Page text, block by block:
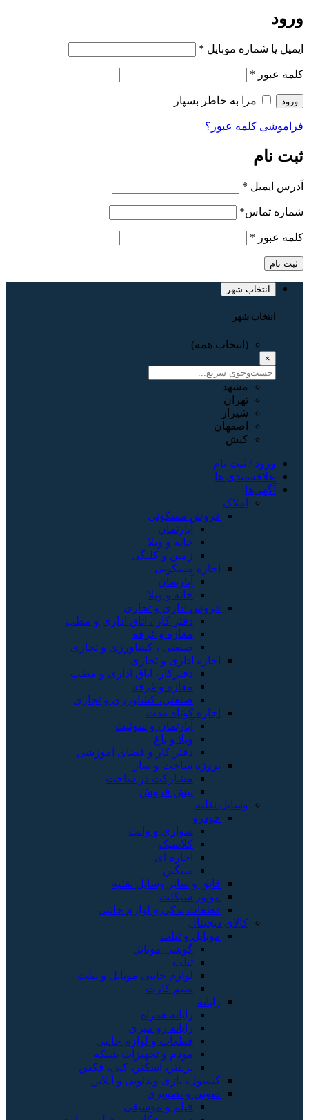
ورود
ایمیل یا شماره موبایل *
کلمه عبور *
ورود مرا به خاطر بسپار
فراموشی کلمه عبور؟
ثبت نام
آدرس ایمیل *
شماره تماس*
کلمه عبور *
ثبت نام
انتخاب شهر
انتخاب شهر
(انتخاب همه)
×
مشهد
تهران
شیراز
اصفهان
کیش
ورود / ثبت نام
علاقه‌مندی ها
آگهی‌ها
املاک
فروش مسکونی
آپارتمان
خانه و ویلا
زمین و کلنگی
اجاره مسکونی
آپارتمان
خانه و ویلا
فروش اداری و تجاری
دفتر کار ، اتاق اداری و مطب
مغازه و غرفه
صنعتی ، کشاورزی و تجاری
اجاره اداری و تجاری
دفترکار، اتاق اداری و مطب
مغازه و غرفه
صنعتی، کشاورزی و تجاری
اجاره کوتاه مدت
آپارتمان و سوئیت
ویلا و باغ
دفتر کار و فضای آموزشی
پروژه ساخت و ساز
مشارکت در ساخت
پیش فروش
وسایل نقلیه
خودرو
سواری و وانت
کلاسیک
اجاره ای
سنگین
قایق و سایر وسایل نقلیه
موتور سیکلت
قطعات یدکی و لوازم جانبی
کالای دیجیتال
موبایل و تبلت
گوشی موبایل
تبلت
لوازم جانبی موبایل و تبلت
سیم کارت
رایانه
رایانه همراه
رایانه رو میزی
قطعات و لوازم جانبی
مودم و تجهیزات شبکه
پرینتر، اسکنر، کپی، فکس
کنسول، بازی‌ ویدئویی و آنلاین
صوتی و تصویری
فیلم و موسیقی